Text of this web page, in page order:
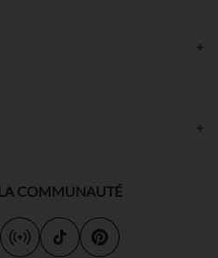
COMMUNAUTÉ